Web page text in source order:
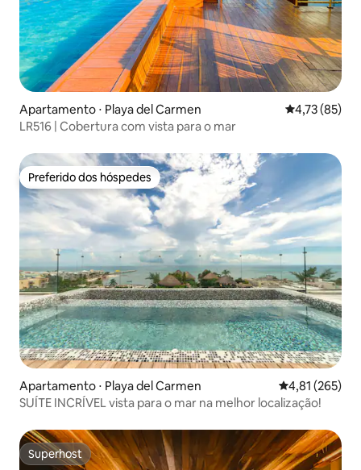
Apartamento ⋅ Playa del Carmen 4,73 de uma
4,73 (85)
LR516 | Cobertura com vista para o mar
Preferido dos hóspedes
Preferido dos hóspedes
Apartamento ⋅ Playa del Carmen 4,81 de uma
4,81 (265)
SUÍTE INCRÍVEL vista para o mar na melhor localização!
Superhost
Superhost